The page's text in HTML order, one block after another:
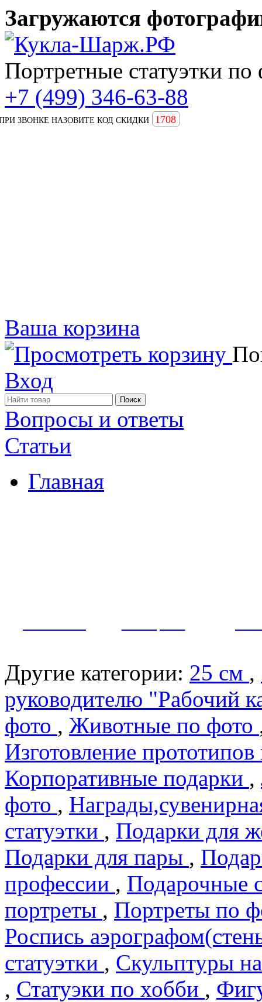
Загружаются
Портретные статуэтки по
+7 (499) 346-63-88
ЗВОНКЕ НАЗОВИТЕ КОД СКИДКИ 1708
Ваша корзина
Вход
Вопросы и ответы
Статьи
Главная
Другие категории: 25 см ,
руководителю "Рабочий
фото , Животные по фото
Изготовление
Корпоративные подарки ,
фото ,
статуэтки , Подарки для
Подарки для пары ,
профеcсии , Подарочные
портреты , Портреты по
Роспись
статуэтки , Скульптуры
, Статуэки по хобби ,